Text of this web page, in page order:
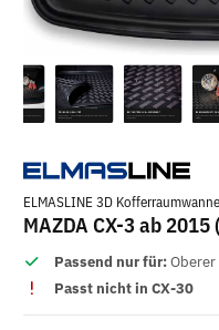
ELMASLINE 3D
MAZDA CX-3 ab
Passend nur für:
Passt nicht in CX-30